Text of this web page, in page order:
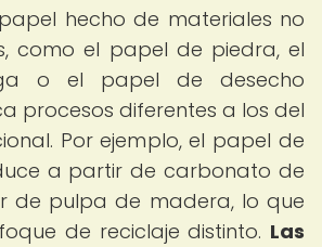
hecho de materiales no
como el papel de piedra, el
o el papel de desecho
procesos diferentes a los del
Por ejemplo, el papel de
a partir de carbonato de
de pulpa de madera, lo que
de reciclaje distinto. Las